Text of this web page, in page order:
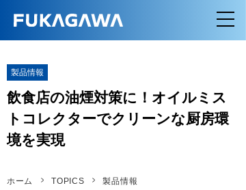
製品情報
飲食店の油煙対策に！オイルミス
トコレクターでクリーンな厨房環
境を実現
ホーム TOPICS 製品情報